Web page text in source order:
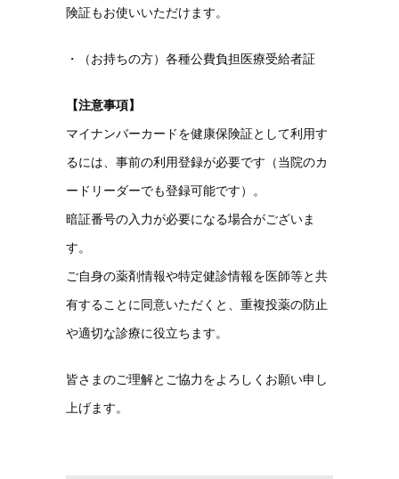
険証もお使いいただけます。
・（お持ちの方）各種公費負担医療受給者証
【注意事項】
マイナンバーカードを健康保険証として利用す
るには、事前の利用登録が必要です（当院のカ
ードリーダーでも登録可能です）。
暗証番号の入力が必要になる場合がございま
す。
ご自身の薬剤情報や特定健診情報を医師等と共
有することに同意いただくと、重複投薬の防止
や適切な診療に役立ちます。
皆さまのご理解とご協力をよろしくお願い申し
上げます。